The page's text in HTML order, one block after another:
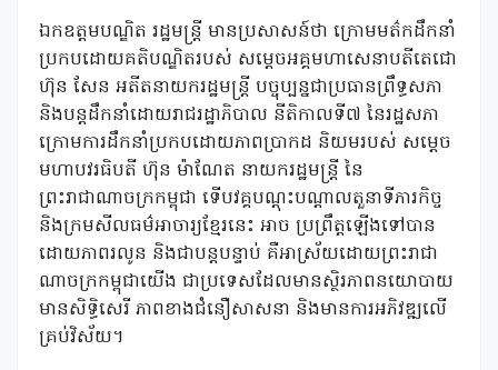
ឯកឧត្តមបណ្ឌិត រដ្ឋមន្រ្តី មានប្រសាសន៍ថា ក្រោមមត៌កដឹកនាំ
ប្រកបដោយគតិបណ្ឌិតរបស់ សម្តេចអគ្គមហាសេនាបតីតេជោ
ហ៊ុន សែន អតីតនាយករដ្ឋមន្ត្រី បច្ចុប្បន្នជាប្រធានព្រឹទ្ធសភា
និងបន្តដឹកនាំដោយរាជរដ្ឋាភិបាល នីតិកាលទី៧ នៃរដ្ឋសភា
ក្រោមការដឹកនាំប្រកបដោយភាពប្រាកដ និយមរបស់ សម្តេច
មហាបវរធិបតី ហ៊ុន ម៉ាណែត នាយករដ្ឋមន្ត្រី នៃ
ព្រះរាជាណាចក្រកម្ពុជា ទើបវគ្គបណ្តុះបណ្តាលតួនាទីភារកិច្ច
និងក្រមសីលធម៌អាចារ្យខ្មែរនេះ អាច ប្រព្រឹត្តឡើងទៅបាន
ដោយភាពរលូន និងជាបន្តបន្ទាប់ គឺអាស្រ័យដោយព្រះរាជា
ណាចក្រកម្ពុជាយើង ជាប្រទេសដែលមានស្ថិរភាពនយោបាយ
មានសិទ្ធិសេរី ភាពខាងជំនឿសាសនា និងមានការអភិវឌ្ឍលើ
គ្រប់វិស័យ។